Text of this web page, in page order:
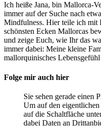
Ich heiße Jana, bin Mallorca-
immer auf der Suche nach
Mindfulness. Hier teile ich mit
schönsten Ecken Mallorcas
und zeige Euch, wie Ihr das
immer dabei: Meine kleine
mallorquinisches
Folge mir auch hier
Sie sehen gerade einen
Um auf den
auf die Schaltfläche
dabei Daten an